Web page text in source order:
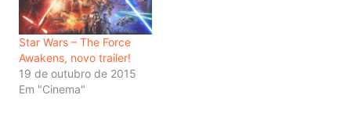
Star Wars – The Force
Awakens, novo trailer!
19 de outubro de 2015
Em "Cinema"